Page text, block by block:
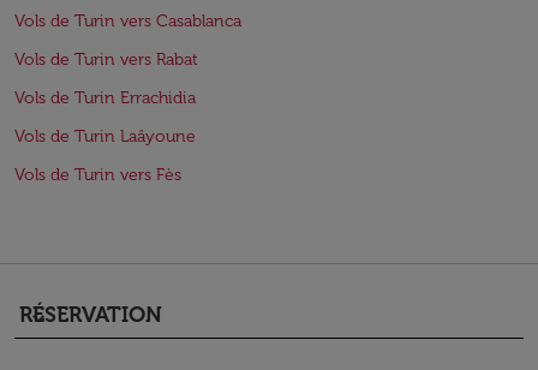
Vols de Turin vers Casablanca
Vols de Turin vers Rabat
Vols de Turin Errachidia
Vols de Turin Laâyoune
Vols de Turin vers Fès
RÉSERVATION
keyboard_arrow_down